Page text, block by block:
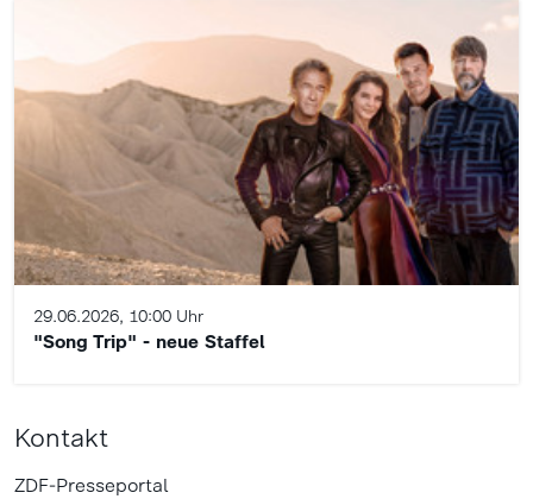
29.06.2026, 10:00 Uhr
"Song Trip" - neue Staffel
Kontakt
ZDF-Presseportal